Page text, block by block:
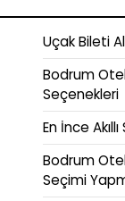
Uçak Bileti
Bodrum
Seçenekleri
En İnce
Bodrum
Seçimi